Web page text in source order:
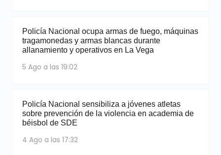
Policía Nacional ocupa armas de fuego, máquinas
tragamonedas y armas blancas durante
allanamiento y operativos en La Vega
5 Ago a las 19:02
Policía Nacional sensibiliza a jóvenes atletas
sobre prevención de la violencia en academia de
béisbol de SDE
4 Ago a las 17:32